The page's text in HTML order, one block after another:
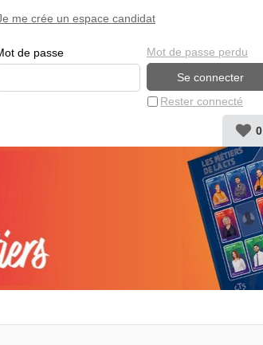
de passe
Rester connecté
Mot de passe perdu
me crée un espace candidat
0